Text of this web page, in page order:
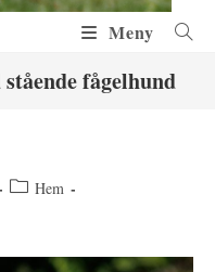
Meny
fågelhund
Inläggskategori:
Hem